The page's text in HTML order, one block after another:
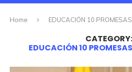
Home EDUCACIÓN 10
CATEGORY:
EDUCACIÓN 10